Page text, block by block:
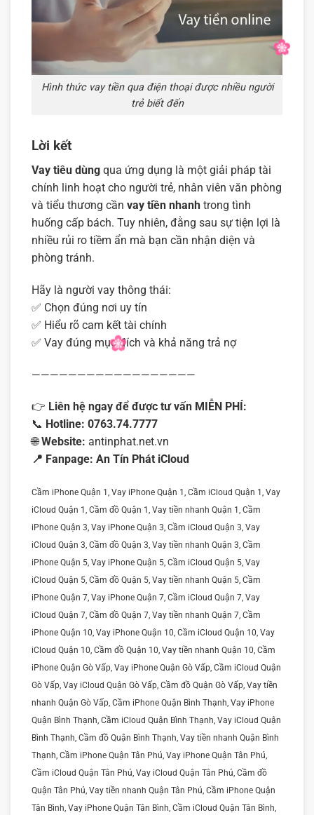
Hình thức vay tiền qua điện thoại được nhiều người
trẻ biết đến
Lời kết
Vay tiêu dùng qua ứng dụng là một giải pháp tài
chính linh hoạt cho người trẻ, nhân viên văn phòng
và tiểu thương cần vay tiền nhanh trong tình
huống cấp bách. Tuy nhiên, đằng sau sự tiện lợi là
nhiều rủi ro tiềm ẩn mà bạn cần nhận diện và
phòng tránh.
Hãy là người vay thông thái:
✅ Chọn đúng nơi uy tín
✅ Hiểu rõ cam kết tài chính
✅ Vay đúng mục đích và khả năng trả nợ
——————————————————
👉 Liên hệ ngay để được tư vấn MIỄN PHÍ:
📞 Hotline: 0763.74.7777
🌐Website: antinphat.net.vn
📍 Fanpage: An Tín Phát iCloud
Cầm iPhone Quận 1, Vay iPhone Quận 1, Cầm iCloud Quận 1, Vay
iCloud Quận 1, Cầm đồ Quận 1, Vay tiền nhanh Quận 1, Cầm
iPhone Quận 3, Vay iPhone Quận 3, Cầm iCloud Quận 3, Vay
iCloud Quận 3, Cầm đồ Quận 3, Vay tiền nhanh Quận 3, Cầm
iPhone Quận 5, Vay iPhone Quận 5, Cầm iCloud Quận 5, Vay
iCloud Quận 5, Cầm đồ Quận 5, Vay tiền nhanh Quận 5, Cầm
iPhone Quận 7, Vay iPhone Quận 7, Cầm iCloud Quận 7, Vay
iCloud Quận 7, Cầm đồ Quận 7, Vay tiền nhanh Quận 7, Cầm
iPhone Quận 10, Vay iPhone Quận 10, Cầm iCloud Quận 10, Vay
iCloud Quận 10, Cầm đồ Quận 10, Vay tiền nhanh Quận 10, Cầm
iPhone Quận Gò Vấp, Vay iPhone Quận Gò Vấp, Cầm iCloud Quận
Gò Vấp, Vay iCloud Quận Gò Vấp, Cầm đồ Quận Gò Vấp, Vay tiền
nhanh Quận Gò Vấp, Cầm iPhone Quận Bình Thạnh, Vay iPhone
Quận Bình Thạnh, Cầm iCloud Quận Bình Thạnh, Vay iCloud Quận
Bình Thạnh, Cầm đồ Quận Bình Thạnh, Vay tiền nhanh Quận Bình
Thạnh, Cầm iPhone Quận Tân Phú, Vay iPhone Quận Tân Phú,
Cầm iCloud Quận Tân Phú, Vay iCloud Quận Tân Phú, Cầm đồ
Quận Tân Phú, Vay tiền nhanh Quận Tân Phú, Cầm iPhone Quận
Tân Bình, Vay iPhone Quận Tân Bình, Cầm iCloud Quận Tân Bình,